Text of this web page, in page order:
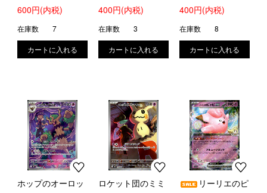
600円(内税)
在庫数 7
400円(内税)
在庫数 3
400円(内税)
在庫数 8
ホップのオーロッ
ロケット団のミミ
リーリエのピ